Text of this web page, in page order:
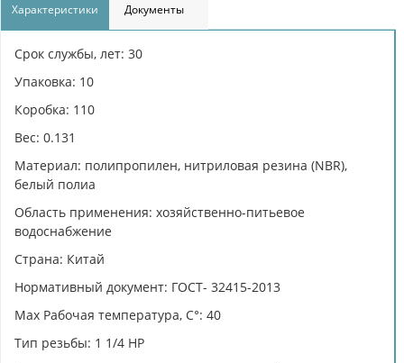
Характеристики Документы
Срок службы, лет: 30
Упаковка: 10
Коробка: 110
Вес: 0.131
Материал: полипропилен, нитриловая резина (NBR),
белый полиа
Область применения: хозяйственно-питьевое
водоснабжение
Страна: Китай
Нормативный документ: ГОСТ- 32415-2013
Max Рабочая температура, C°: 40
Тип резьбы: 1 1/4 НР